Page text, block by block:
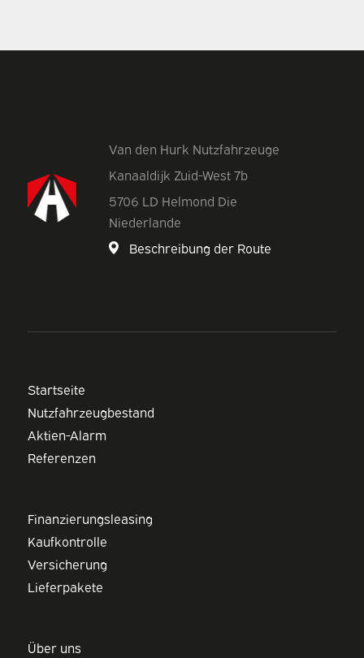
Van den Hurk Nutzfahrzeuge
Kanaaldijk Zuid-West 7b
5706 LD Helmond Die
Niederlande
Beschreibung der Route
Startseite
Nutzfahrzeugbestand
Aktien-Alarm
Referenzen
Finanzierungsleasing
Kaufkontrolle
Versicherung
Lieferpakete
Über uns